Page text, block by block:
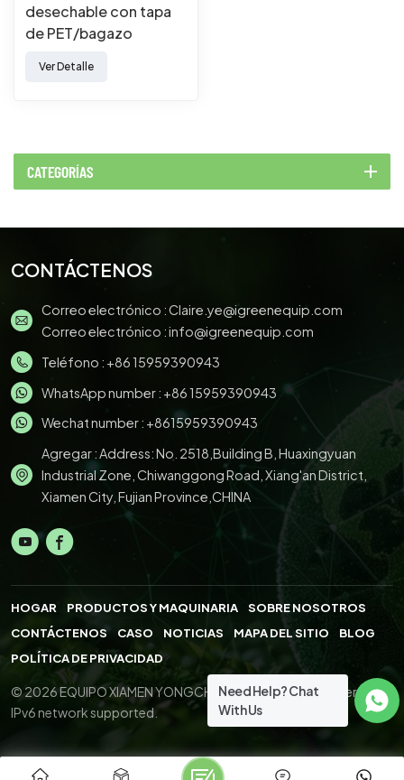
desechable con tapa
de PET/bagazo
Ver Detalle
CATEGORÍAS
CONTÁCTENOS
Correo electrónico :Claire.ye@igreenequip.com
Correo electrónico :info@igreenequip.com
Teléfono : +86 15959390943
WhatsApp number : +86 15959390943
Wechat number : +8615959390943
Agregar : Address: No. 2518,Building B, Huaxingyuan
Industrial Zone, Chiwanggong Road, Xiang'an District,
Xiamen City, Fujian Province,CHINA
HOGAR PRODUCTOS Y MAQUINARIA
SOBRE NOSOTROS
CONTÁCTENOS
CASO NOTICIAS MAPA DEL SITIO
BLOG
POLÍTICA DE PRIVACIDAD
© 2026 EQUIPO XIAMEN YONGCHENG.,LTD. All Right Reserved.
IPv6 network supported.
Need Help? Chat
With Us